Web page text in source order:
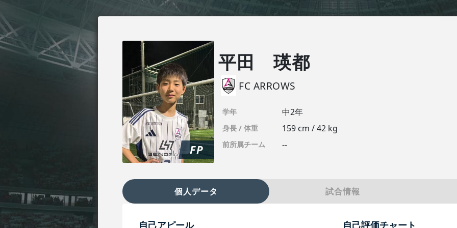
FP
平田 瑛都
FC ARROWS
学年 中2年
身長 / 体重 159 cm / 42 kg
前所属チーム --
個人データ 試合情報
自己アピール 自己評価チャート